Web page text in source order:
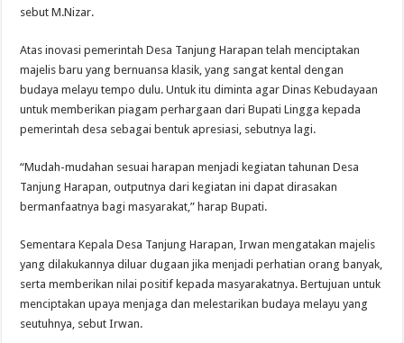
sebut M.Nizar.
Atas inovasi pemerintah Desa Tanjung Harapan telah menciptakan
majelis baru yang bernuansa klasik, yang sangat kental dengan
budaya melayu tempo dulu. Untuk itu diminta agar Dinas Kebudayaan
untuk memberikan piagam perhargaan dari Bupati Lingga kepada
pemerintah desa sebagai bentuk apresiasi, sebutnya lagi.
“Mudah-mudahan sesuai harapan menjadi kegiatan tahunan Desa
Tanjung Harapan, outputnya dari kegiatan ini dapat dirasakan
bermanfaatnya bagi masyarakat,” harap Bupati.
Sementara Kepala Desa Tanjung Harapan, Irwan mengatakan majelis
yang dilakukannya diluar dugaan jika menjadi perhatian orang banyak,
serta memberikan nilai positif kepada masyarakatnya. Bertujuan untuk
menciptakan upaya menjaga dan melestarikan budaya melayu yang
seutuhnya, sebut Irwan.